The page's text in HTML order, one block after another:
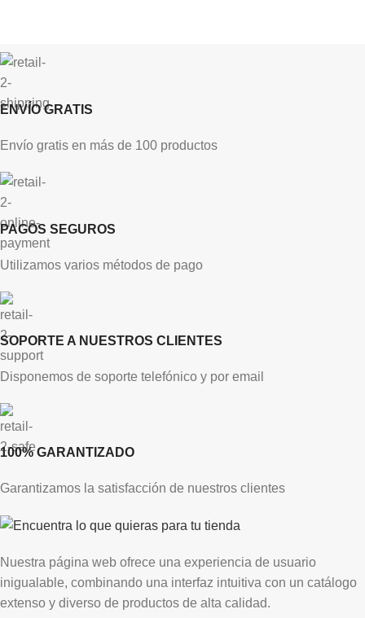
ENVÍO GRATIS
Envío gratis en más de 100 productos
PAGOS SEGUROS
Utilizamos varios métodos de pago
SOPORTE A NUESTROS CLIENTES
Disponemos de soporte telefónico y por email
100% GARANTIZADO
Garantizamos la satisfacción de nuestros clientes
Nuestra página web ofrece una experiencia de usuario
inigualable, combinando una interfaz intuitiva con un catálogo
extenso y diverso de productos de alta calidad.